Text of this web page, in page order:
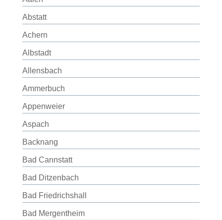
Abstatt
Achern
Albstadt
Allensbach
Ammerbuch
Appenweier
Aspach
Backnang
Bad Cannstatt
Bad Ditzenbach
Bad Friedrichshall
Bad Mergentheim